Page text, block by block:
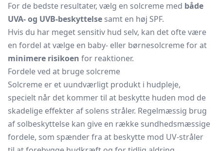
For de bedste resultater, vælg en solcreme med både
UVA- og UVB-beskyttelse samt en høj SPF.
Hvis du har meget sensitiv hud selv, kan det ofte være
en fordel at vælge en baby- eller børnesolcreme for at
minimere risikoen for reaktioner.
Fordele ved at bruge solcreme
Solcreme er et uundværligt produkt i hudpleje,
specielt når det kommer til at beskytte huden mod de
skadelige effekter af solens stråler. Regelmæssig brug
af solbeskyttelse kan give en række sundhedsmæssige
fordele, som spænder fra at beskytte mod UV-stråler